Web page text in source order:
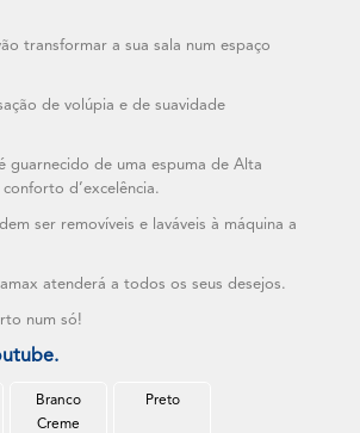
transformar a sua sala num espaço
de volúpia e de suavidade
guarnecido de uma espuma de Alta
d’excelência.
ser removíveis e laváveis à máquina a
atenderá a todos os seus desejos.
num só!
Branco
Creme
Preto